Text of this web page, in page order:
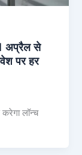
अप्रैल से
पर हर
लॉन्च